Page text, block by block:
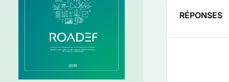
RÉPONSES